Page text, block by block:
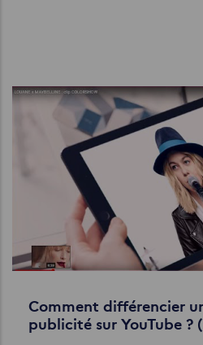
Comment différencier
publicité sur YouTube ?